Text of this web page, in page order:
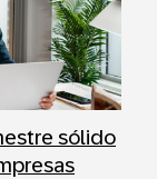
sólido